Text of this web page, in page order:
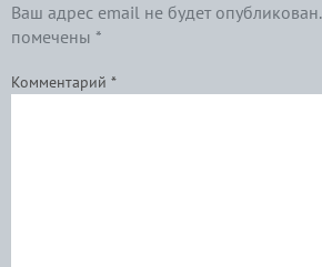
Ваш адрес email не будет опубликован.
помечены *
Комментарий *